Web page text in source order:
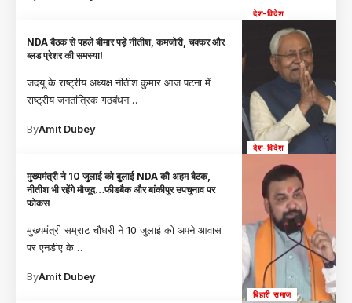
देश-विदेश
देश-विदेश
NDA बैठक से पहले बीमार पड़े नीतीश, कमजोरी, चक्कर और
ब्लड प्रेशर की समस्या!
जदयू के राष्ट्रीय अध्यक्ष नीतीश कुमार आज पटना में
राष्ट्रीय जनतांत्रिक गठबंधन…
ByAmit Dubey
बिहारी समाज
मुख्यमंत्री ने 10 जुलाई को बुलाई NDA की अहम बैठक,
नीतीश भी रहेंगे मौजूद…फीडबैक और बांकीपुर उपचुनाव पर
फोकस
मुख्यमंत्री सम्राट चौधरी ने 10 जुलाई को अपने आवास
पर एनडीए के…
ByAmit Dubey